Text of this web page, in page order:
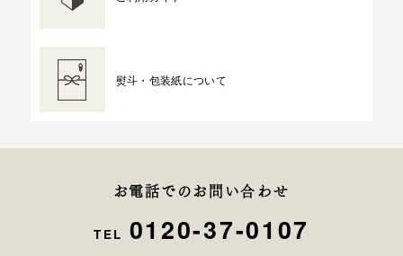
熨斗・包装紙について
お電話でのお問い合わせ
TEL 0120-37-0107